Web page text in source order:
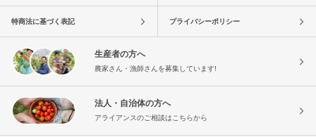
特商法に基づく表記 プライバシーポリシー
生産者の方へ
農家さん・漁師さんを募集しています!
法人・自治体の方へ
アライアンスのご相談はこちらから